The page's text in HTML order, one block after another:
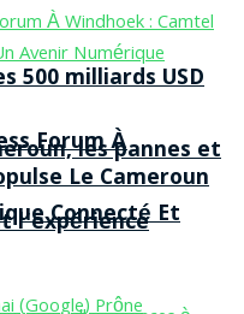
500 milliards USD
les pannes et
Forum À
Le Cameroun
Connecté Et